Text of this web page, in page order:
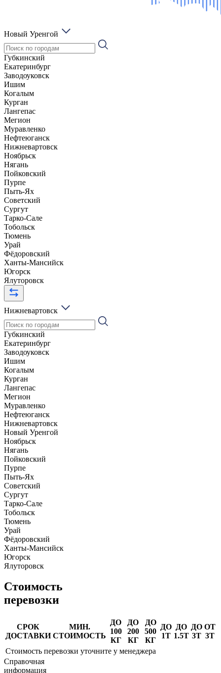
Новый Уренгой
Губкинский
Екатеринбург
Заводоуковск
Ишим
Когалым
Курган
Лангепас
Мегион
Муравленко
Нефтеюганск
Нижневартовск
Ноябрьск
Нягань
Пойковский
Пурпе
Пыть-Ях
Советский
Сургут
Тарко-Сале
Тобольск
Тюмень
Урай
Фёдоровский
Ханты-Мансийск
Югорск
Ялуторовск
Нижневартовск
Губкинский
Екатеринбург
Заводоуковск
Ишим
Когалым
Курган
Лангепас
Мегион
Муравленко
Нефтеюганск
Нижневартовск
Новый Уренгой
Ноябрьск
Нягань
Пойковский
Пурпе
Пыть-Ях
Советский
Сургут
Тарко-Сале
Тобольск
Тюмень
Урай
Фёдоровский
Ханты-Мансийск
Югорск
Ялуторовск
Стоимость
перевозки
СРОК
ДОСТАВКИ
МИН.
СТОИМОСТЬ
ДО
100
КГ
ДО
200
КГ
ДО
500
КГ
ДО
1Т
ДО
1.5Т
ДО
3Т
ОТ
3Т
Стоимость перевозки уточните у менеджера
Справочная
информация